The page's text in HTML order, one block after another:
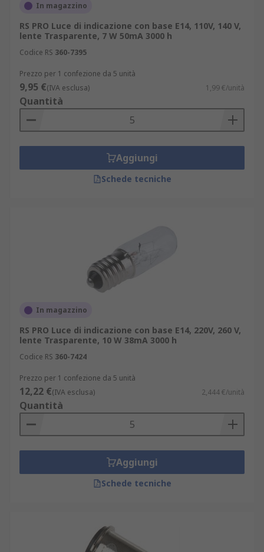
In magazzino
RS PRO Luce di indicazione con base E14, 110V, 140 V,
lente Trasparente, 7 W 50mA 3000 h
Codice RS 360-7395
Prezzo per 1 confezione da 5 unità
9,95 €(IVA esclusa) 1,99 €/unità
Quantità
Aggiungi
Schede tecniche
In magazzino
RS PRO Luce di indicazione con base E14, 220V, 260 V,
lente Trasparente, 10 W 38mA 3000 h
Codice RS 360-7424
Prezzo per 1 confezione da 5 unità
12,22 €(IVA esclusa) 2,444 €/unità
Quantità
Aggiungi
Schede tecniche